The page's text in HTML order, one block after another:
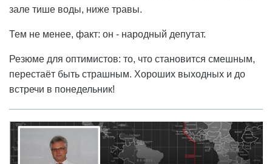
зале тише воды, ниже травы.
Тем не менее, факт: он - народный депутат.
Резюме для оптимистов: то, что становится смешным,
перестаёт быть страшным. Хороших выходных и до
встречи в понедельник!